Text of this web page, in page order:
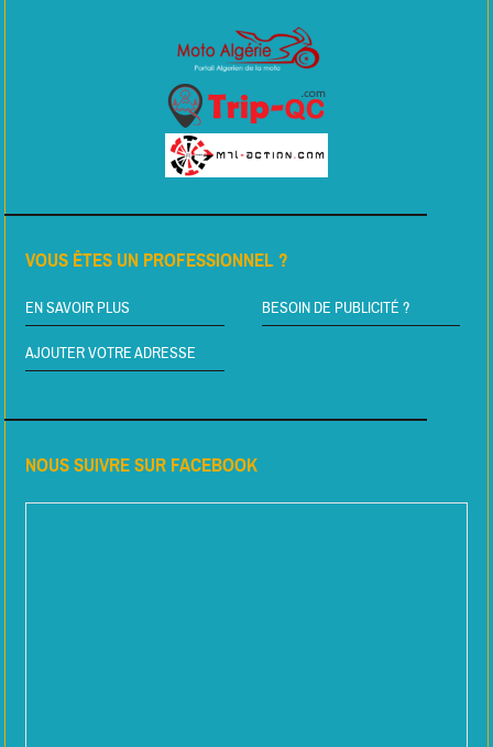
VOUS ÊTES UN PROFESSIONNEL ?
EN SAVOIR PLUS BESOIN DE PUBLICITÉ ?
AJOUTER VOTRE ADRESSE
NOUS SUIVRE SUR FACEBOOK